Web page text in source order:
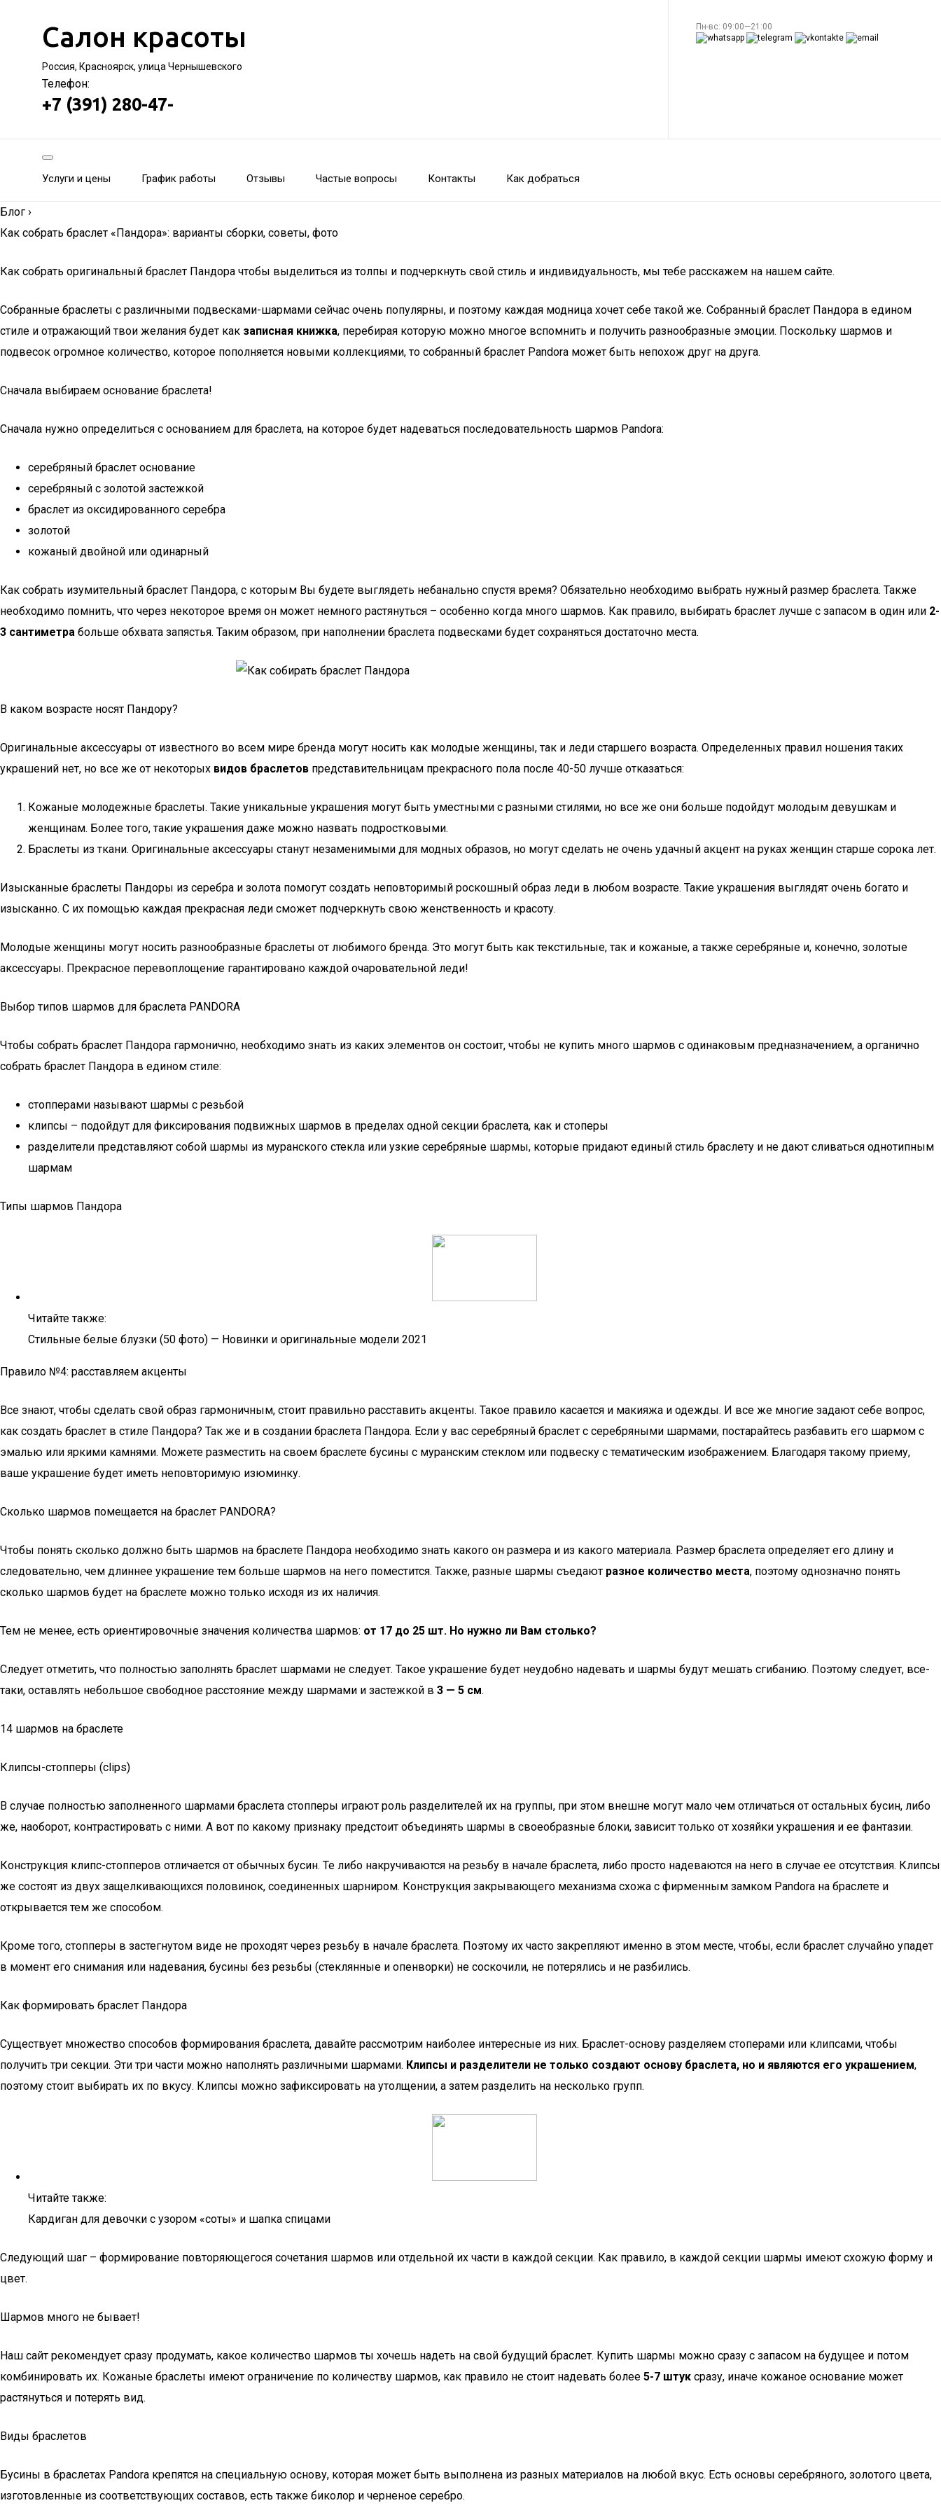
Салон красоты
Россия, Красноярск, улица Чернышевского
Телефон:
+7 (391) 280-47-
Пн-вс: 09:00—21:00
Услуги и цены График работы Отзывы Частые вопросы Контакты Как добраться
Блог ›
Как собрать браслет «Пандора»: варианты сборки, советы, фото
Как собрать оригинальный браслет Пандора чтобы выделиться из толпы и подчеркнуть свой стиль и индивидуальность, мы тебе расскажем на нашем сайте.
Собранные браслеты с различными подвесками-шармами сейчас очень популярны, и поэтому каждая модница хочет себе такой же. Собранный браслет Пандора в едином
стиле и отражающий твои желания будет как записная книжка, перебирая которую можно многое вспомнить и получить разнообразные эмоции. Поскольку шармов и
подвесок огромное количество, которое пополняется новыми коллекциями, то собранный браслет Pandora может быть непохож друг на друга.
Сначала выбираем основание браслета!
Сначала нужно определиться с основанием для браслета, на которое будет надеваться последовательность шармов Pandora:
серебряный браслет основание
серебряный с золотой застежкой
браслет из оксидированного серебра
золотой
кожаный двойной или одинарный
Как собрать изумительный браслет Пандора, с которым Вы будете выглядеть небанально спустя время? Обязательно необходимо выбрать нужный размер браслета. Также
необходимо помнить, что через некоторое время он может немного растянуться – особенно когда много шармов. Как правило, выбирать браслет лучше с запасом в один или 2-
3 сантиметра больше обхвата запястья. Таким образом, при наполнении браслета подвесками будет сохраняться достаточно места.
В каком возрасте носят Пандору?
Оригинальные аксессуары от известного во всем мире бренда могут носить как молодые женщины, так и леди старшего возраста. Определенных правил ношения таких
украшений нет, но все же от некоторых видов браслетов представительницам прекрасного пола после 40-50 лучше отказаться:
Кожаные молодежные браслеты. Такие уникальные украшения могут быть уместными с разными стилями, но все же они больше подойдут молодым девушкам и
женщинам. Более того, такие украшения даже можно назвать подростковыми.
Браслеты из ткани. Оригинальные аксессуары станут незаменимыми для модных образов, но могут сделать не очень удачный акцент на руках женщин старше сорока лет.
Изысканные браслеты Пандоры из серебра и золота помогут создать неповторимый роскошный образ леди в любом возрасте. Такие украшения выглядят очень богато и
изысканно. С их помощью каждая прекрасная леди сможет подчеркнуть свою женственность и красоту.
Молодые женщины могут носить разнообразные браслеты от любимого бренда. Это могут быть как текстильные, так и кожаные, а также серебряные и, конечно, золотые
аксессуары. Прекрасное перевоплощение гарантировано каждой очаровательной леди!
Выбор типов шармов для браслета PANDORA
Чтобы собрать браслет Пандора гармонично, необходимо знать из каких элементов он состоит, чтобы не купить много шармов с одинаковым предназначением, а органично
собрать браслет Пандора в едином стиле:
стопперами называют шармы с резьбой
клипсы – подойдут для фиксирования подвижных шармов в пределах одной секции браслета, как и стоперы
разделители представляют собой шармы из муранского стекла или узкие серебряные шармы, которые придают единый стиль браслету и не дают сливаться однотипным
шармам
Типы шармов Пандора
Читайте также:
Стильные белые блузки (50 фото) — Новинки и оригинальные модели 2021
Правило №4: расставляем акценты
Все знают, чтобы сделать свой образ гармоничным, стоит правильно расставить акценты. Такое правило касается и макияжа и одежды. И все же многие задают себе вопрос,
как создать браслет в стиле Пандора? Так же и в создании браслета Пандора. Если у вас серебряный браслет с серебряными шармами, постарайтесь разбавить его шармом с
эмалью или яркими камнями. Можете разместить на своем браслете бусины с муранским стеклом или подвеску с тематическим изображением. Благодаря такому приему,
ваше украшение будет иметь неповторимую изюминку.
Сколько шармов помещается на браслет PANDORA?
Чтобы понять сколько должно быть шармов на браслете Пандора необходимо знать какого он размера и из какого материала. Размер браслета определяет его длину и
следовательно, чем длиннее украшение тем больше шармов на него поместится. Также, разные шармы съедают разное количество места, поэтому однозначно понять
сколько шармов будет на браслете можно только исходя из их наличия.
Тем не менее, есть ориентировочные значения количества шармов: от 17 до 25 шт. Но нужно ли Вам столько?
Следует отметить, что полностью заполнять браслет шармами не следует. Такое украшение будет неудобно надевать и шармы будут мешать сгибанию. Поэтому следует, все-
таки, оставлять небольшое свободное расстояние между шармами и застежкой в 3 — 5 см.
14 шармов на браслете
Клипсы-стопперы (clips)
В случае полностью заполненного шармами браслета стопперы играют роль разделителей их на группы, при этом внешне могут мало чем отличаться от остальных бусин, либо
же, наоборот, контрастировать с ними. А вот по какому признаку предстоит объединять шармы в своеобразные блоки, зависит только от хозяйки украшения и ее фантазии.
Конструкция клипс-стопперов отличается от обычных бусин. Те либо накручиваются на резьбу в начале браслета, либо просто надеваются на него в случае ее отсутствия. Клипсы
же состоят из двух защелкивающихся половинок, соединенных шарниром. Конструкция закрывающего механизма схожа с фирменным замком Pandora на браслете и
открывается тем же способом.
Кроме того, стопперы в застегнутом виде не проходят через резьбу в начале браслета. Поэтому их часто закрепляют именно в этом месте, чтобы, если браслет случайно упадет
в момент его снимания или надевания, бусины без резьбы (стеклянные и опенворки) не соскочили, не потерялись и не разбились.
Как формировать браслет Пандора
Существует множество способов формирования браслета, давайте рассмотрим наиболее интересные из них. Браслет-основу разделяем стоперами или клипсами, чтобы
получить три секции. Эти три части можно наполнять различными шармами. Клипсы и разделители не только создают основу браслета, но и являются его украшением,
поэтому стоит выбирать их по вкусу. Клипсы можно зафиксировать на утолщении, а затем разделить на несколько групп.
Читайте также:
Кардиган для девочки с узором «соты» и шапка спицами
Следующий шаг – формирование повторяющегося сочетания шармов или отдельной их части в каждой секции. Как правило, в каждой секции шармы имеют схожую форму и
цвет.
Шармов много не бывает!
Наш сайт рекомендует сразу продумать, какое количество шармов ты хочешь надеть на свой будущий браслет. Купить шармы можно сразу с запасом на будущее и потом
комбинировать их. Кожаные браслеты имеют ограничение по количеству шармов, как правило не стоит надевать более 5-7 штук сразу, иначе кожаное основание может
растянуться и потерять вид.
Виды браслетов
Бусины в браслетах Pandora крепятся на специальную основу, которая может быть выполнена из разных материалов на любой вкус. Есть основы серебряного, золотого цвета,
изготовленные из соответствующих составов, есть также биколор и черненое серебро.